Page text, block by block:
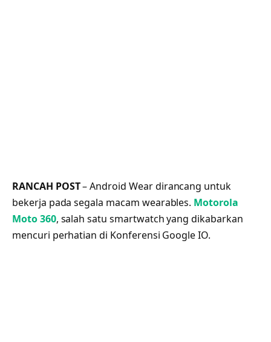
RANCAH POST– Android Wear dirancang untuk
bekerja pada segala macam wearables. Motorola
Moto 360, salah satu smartwatch yang dikabarkan
mencuri perhatian di Konferensi Google IO.